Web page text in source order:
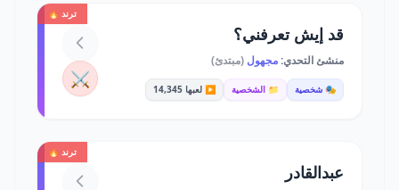
ترند 🔥
قد إيش تعرفني؟
منشئ التحدي:مجهول (مبتدئ)
🎭 شخصية 📁 الشخصية ▶️ لعبها 14,345 ⚔️
ترند 🔥
عبدالقادر